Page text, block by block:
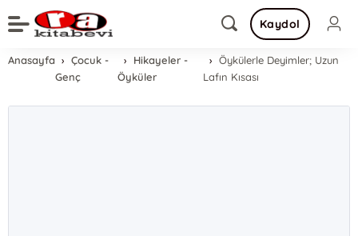
Kaydol
Anasayfa
Çocuk -
Genç
Hikayeler -
Öyküler
Öykülerle Deyimler; Uzun
Lafın Kısası